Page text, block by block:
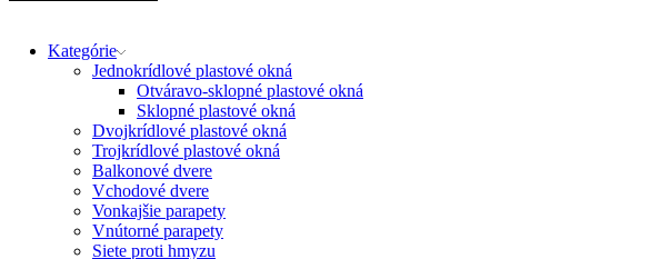
Kategórie
Jednokrídlové plastové okná
Otváravo-sklopné plastové okná
Sklopné plastové okná
Dvojkrídlové plastové okná
Trojkrídlové plastové okná
Balkonové dvere
Vchodové dvere
Vonkajšie parapety
Vnútorné parapety
Siete proti hmyzu